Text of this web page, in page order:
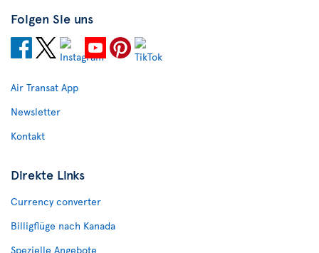
Folgen Sie uns
Air Transat App
Newsletter
Kontakt
Direkte Links
Currency converter
Billigflüge nach Kanada
Spezielle Angebote